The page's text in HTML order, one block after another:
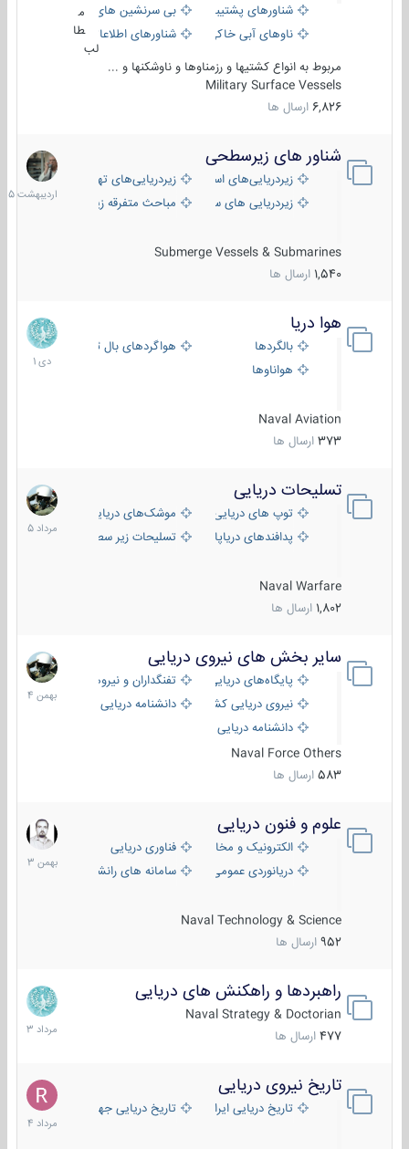
شناورهای پشتیبانی
بی سرنشین های دریایی
ناوهای آبی خاکی و نیروبرشناورهای اطلاعاتی و جاسوسی
طا
لب
مربوط به انواع کشتیها و رزمناوها و ناوشکنها و ...
Military Surface Vessels
6,826 ارسال ها
شناور های زیرسطحی
زیردریایی‌های استراتژیکزیردریایی‌های تهاجمی
زیردریایی های سبک
مباحث متفرقه زیرسطحی
Submerge Vessels & Submarines
1,540 ارسال ها
31
1405
هوا دریا
بالگردها
هواگردهای بال ثابت
هواناوها
Naval Aviation
373 ارسال ها
12
دی
1401
تسلیحات دریایی
توپ های دریایی
موشک‌های دریایی
پدافندهای دریاپایه
تسلیحات زیر سطحی
Naval Warfare
1,802 ارسال ها
2
مرداد
1405
سایر بخش های نیروی دریایی
پایگاه‌های دریایی
تفنگداران و نیروهای ویژه‌ی دریایی
نیروی دریایی کشورهای مختلفدانشنامه دریایی
دانشنامه دریایی کپی
Naval Force Others
583 ارسال ها
22
بهمن
1404
علوم و فنون دریایی
الکترونیک و مخابرات دریاییفناوری دریایی
دریانوردی عمومی
سامانه های رانشی دریایی
Naval Technology & Science
952 ارسال ها
6
بهمن
1403
راهبردها و راهکنش های دریایی
Naval Strategy & Doctorian
477 ارسال ها
2
مرداد
1403
تاریخ نیروی دریایی
تاریخ دریایی ایران تاریخ دریایی جهان
16
مرداد
1404